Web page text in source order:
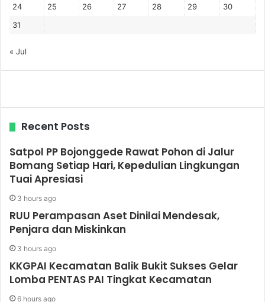
24
25 26 27 28 29
30
31
« Jul
Recent Posts
Satpol PP Bojonggede Rawat Pohon di Jalur
Bomang Setiap Hari, Kepedulian Lingkungan
Tuai Apresiasi
3 hours ago
RUU Perampasan Aset Dinilai Mendesak,
Penjara dan Miskinkan
3 hours ago
KKGPAI Kecamatan Balik Bukit Sukses Gelar
Lomba PENTAS PAI Tingkat Kecamatan
6 hours ago